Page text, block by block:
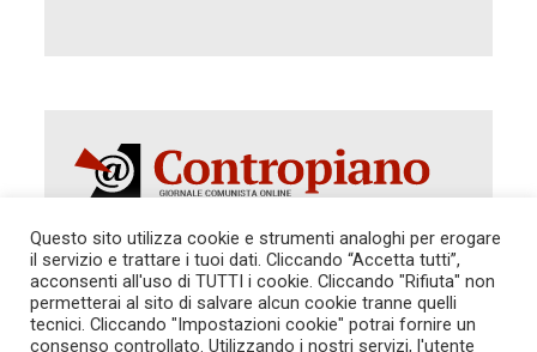
Autorizzazione del Tribunale di Roma 286 del 31
dicembre 2014. Direttore Responsabile: Sergio
Cararo. Indirizzo: V.Casalbruciato 27- sc. B - 00159
Questo sito utilizza cookie e strumenti analoghi per erogare
il servizio e trattare i tuoi dati. Cliccando “Accetta tutti”,
acconsenti all'uso di TUTTI i cookie. Cliccando "Rifiuta" non
permetterai al sito di salvare alcun cookie tranne quelli
tecnici. Cliccando "Impostazioni cookie" potrai fornire un
consenso controllato. Utilizzando i nostri servizi, l'utente